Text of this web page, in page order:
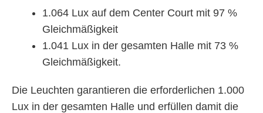
1.064 Lux auf dem Center Court mit 97 %
Gleichmäßigkeit
1.041 Lux in der gesamten Halle mit 73 %
Gleichmäßigkeit.
Die Leuchten garantieren die erforderlichen 1.000
Lux in der gesamten Halle und erfüllen damit die